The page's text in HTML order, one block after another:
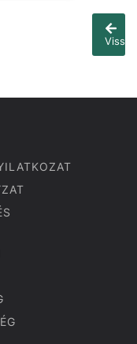
Vissza